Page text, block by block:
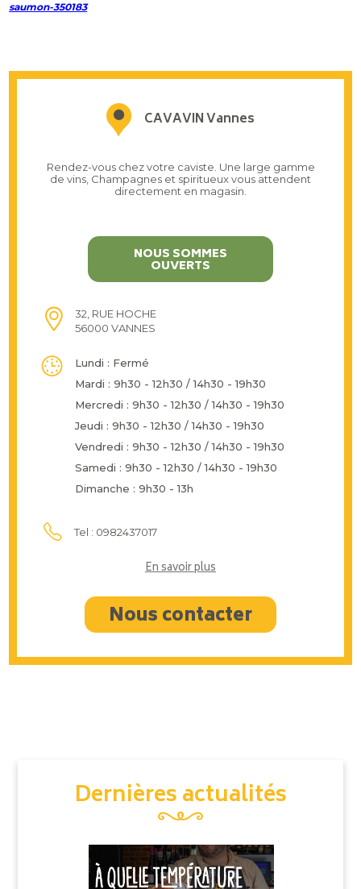
saumon-350183
CAVAVIN Vannes
Rendez-vous chez votre caviste. Une large gamme
de vins, Champagnes et spiritueux vous attendent
directement en magasin.
NOUS SOMMES
OUVERTS
32, RUE HOCHE
56000 VANNES
Lundi : Fermé
Mardi : 9h30 - 12h30 / 14h30 - 19h30
Mercredi : 9h30 - 12h30 / 14h30 - 19h30
Jeudi : 9h30 - 12h30 / 14h30 - 19h30
Vendredi : 9h30 - 12h30 / 14h30 - 19h30
Samedi : 9h30 - 12h30 / 14h30 - 19h30
Dimanche : 9h30 - 13h
Tel : 0982437017
En savoir plus
Nous contacter
Dernières actualités